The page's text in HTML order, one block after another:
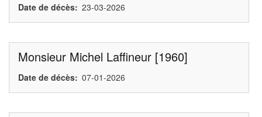
Date de décès 23-03-2026
Monsieur Michel Laffineur [1960]
Date de décès 07-01-2026